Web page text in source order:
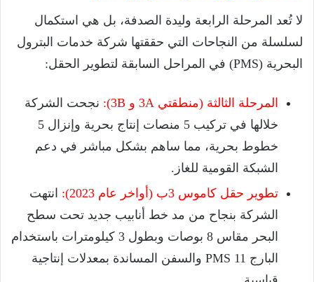
لا تُعد المرحلة الرابعة وليدة الصدفة، بل هي استكمال
لسلسلة من النجاحات التي حققتها شركة خدمات البترول
البحرية (PMS) في المراحل السابقة لتطوير الحقل:
المرحلة الثالثة (منطقتي 3A و 3B):
نجحت الشركة
خلالها في تركيب 5 منصات إنتاج بحرية وإنزال 5
خطوط بحرية، مما ساهم بشكل مباشر في دعم
الشبكة القومية للغاز.
تطوير حقل كاموس 3ب (أواخر عام 2023):
انتهت
الشركة بنجاح من مد خط أنابيب جديد تحت سطح
البحر مقاس 8 بوصات وبطول 3 كيلومترات باستخدام
البارج PMS 11 والسفن المساندة بمعدلات إنتاجية